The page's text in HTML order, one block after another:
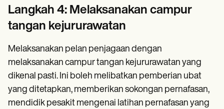
Langkah 4: Melaksanakan campur
tangan kejururawatan
Melaksanakan pelan penjagaan dengan
melaksanakan campur tangan kejururawatan yang
dikenal pasti. Ini boleh melibatkan pemberian ubat
yang ditetapkan, memberikan sokongan pernafasan,
mendidik pesakit mengenai latihan pernafasan yang